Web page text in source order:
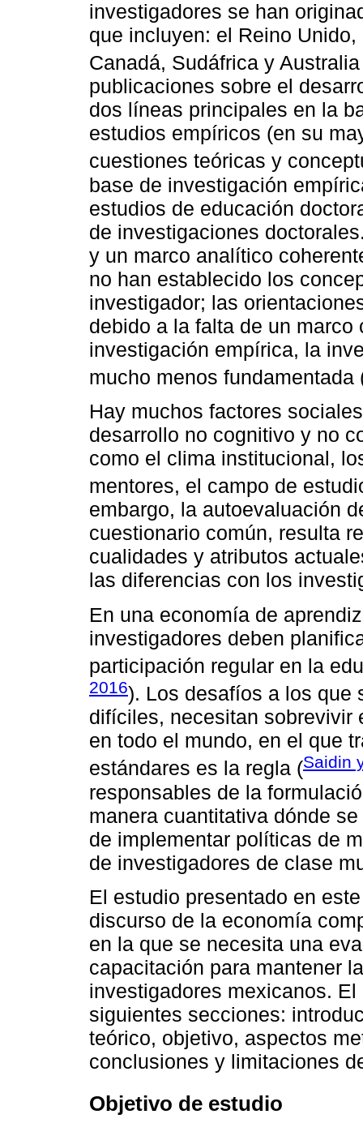
investigadores se han
que incluyen: el Reino
Canadá, Sudáfrica y
publicaciones sobre el
dos líneas principales en la
estudios empíricos (en su
cuestiones teóricas y
base de investigación
estudios de educación
de investigaciones
y un marco analítico
no han establecido los
investigador; las
debido a la falta de un
investigación empírica, la
mucho menos fundamentada
Hay muchos factores
desarrollo no cognitivo y no
como el clima institucional,
mentores, el campo de
embargo, la autoevaluación
cuestionario común, resulta
cualidades y atributos
las diferencias con los
En una economía de
investigadores deben
participación regular en la
2016). Los desafíos a los que
difíciles, necesitan sobrevivir
en todo el mundo, en el que
estándares es la regla (Saidin
responsables de la
manera cuantitativa dónde
de implementar políticas de
de investigadores de clase
El estudio presentado en
discurso de la economía
en la que se necesita una
capacitación para mantener
investigadores mexicanos.
siguientes secciones:
teórico, objetivo, aspectos
conclusiones y limitaciones
Objetivo de estudio